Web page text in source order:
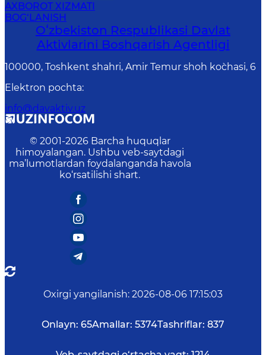
AXBOROT XIZMATI
BOG‘LANISH
Oʻzbekiston Respublikasi Davlat
Aktivlarini Boshqarish Agentligi
100000, Toshkent shahri, Amir Temur shoh ko`chasi, 6
Elektron pochta:
info@davaktiv.uz
© 2001-2026 Barcha huquqlar
himoyalangan. Ushbu veb-saytdagi
ma’lumotlardan foydalanganda havola
ko‘rsatilishi shart.
Oxirgi yangilanish: 2026-08-06 17:15:03
Onlayn: 65Amallar: 5374Tashriflar: 837